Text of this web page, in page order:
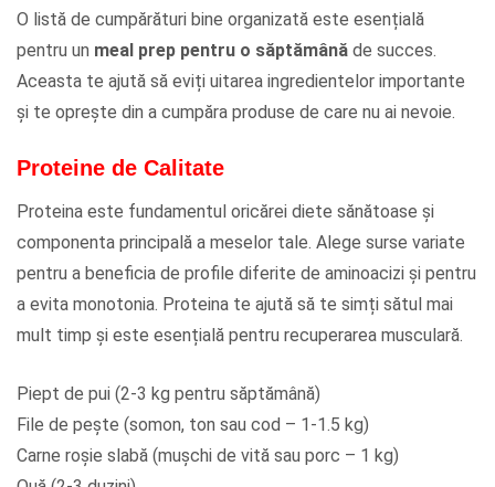
O listă de cumpărături bine organizată este esențială
pentru un meal prep pentru o săptămână de succes.
Aceasta te ajută să eviți uitarea ingredientelor importante
și te oprește din a cumpăra produse de care nu ai nevoie.
Proteine de Calitate
Proteina este fundamentul oricărei diete sănătoase și
componenta principală a meselor tale. Alege surse variate
pentru a beneficia de profile diferite de aminoacizi și pentru
a evita monotonia. Proteina te ajută să te simți sătul mai
mult timp și este esențială pentru recuperarea musculară.
Piept de pui (2-3 kg pentru săptămână)
File de pește (somon, ton sau cod – 1-1.5 kg)
Carne roșie slabă (mușchi de vită sau porc – 1 kg)